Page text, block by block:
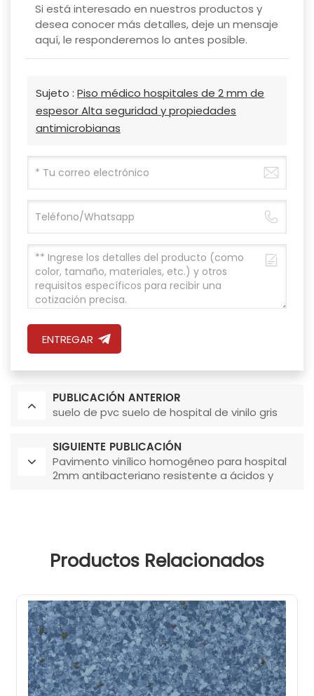
Si está interesado en nuestros productos y
desea conocer más detalles, deje un mensaje
aquí, le responderemos lo antes posible.
Sujeto : Piso médico hospitales de 2 mm de
espesor Alta seguridad y propiedades
antimicrobianas
ENTREGAR
PUBLICACIÓN ANTERIOR
suelo de pvc suelo de hospital de vinilo gris
SIGUIENTE PUBLICACIÓN
Pavimento vinílico homogéneo para hospital
2mm antibacteriano resistente a ácidos y
Productos Relacionados